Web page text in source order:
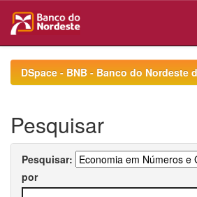
navigationDSpace - BNB - Banco do Nordeste
Pesquisar
Pesquisar:
por